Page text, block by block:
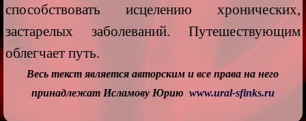
способствовать исцелению хронических,
застарелых заболеваний. Путешествующим
облегчает путь.
Весь текст является авторским и все права на него
принадлежат Исламову Юрию www.ural-sfinks.ru